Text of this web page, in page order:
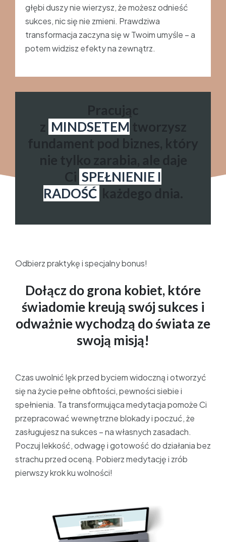
głębi duszy nie wierzysz, że możesz odnieść
sukces, nic się nie zmieni. Prawdziwa
transformacja zaczyna się w Twoim umyśle – a
potem widzisz efekty na zewnątrz.
Pracując
z MINDSETEM tworzysz
fundament pod biznes, który
nie tylko zarabia, ale daje
Ci SPEŁNIENIE I
RADOŚĆ
każdego dnia.
Odbierz praktykę i specjalny bonus!
Dołącz do grona kobiet, które
świadomie kreują swój sukces i
odważnie wychodzą do świata ze
swoją misją!
Czas uwolnić lęk przed byciem widoczną i otworzyć
się na życie pełne obfitości, pewności siebie i
spełnienia. Ta transformująca medytacja pomoże Ci
przepracować wewnętrzne blokady i poczuć, że
zasługujesz na sukces – na własnych zasadach.
Poczuj lekkość, odwagę i gotowość do działania bez
strachu przed oceną. Pobierz medytację i zrób
pierwszy krok ku wolności!